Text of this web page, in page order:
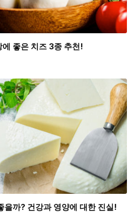
좋은 치즈 3종 추천!
을까? 건강과 영양에 대한 진실!